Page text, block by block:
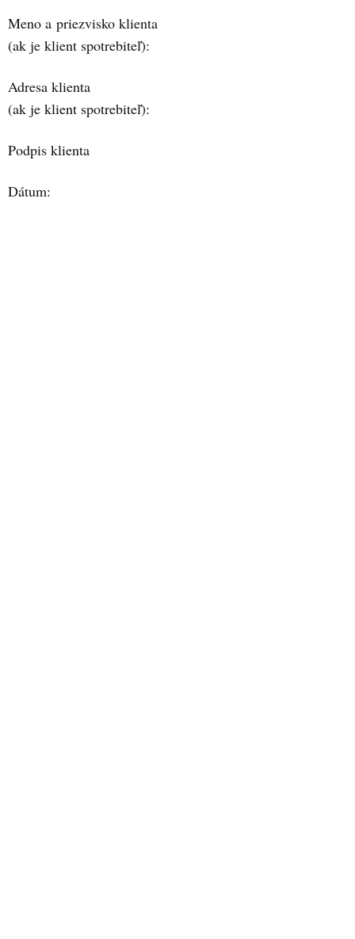
Meno a priezvisko klienta
(ak je klient spotrebiteľ):
Adresa klienta
(ak je klient spotrebiteľ):
Podpis klienta
Dátum: